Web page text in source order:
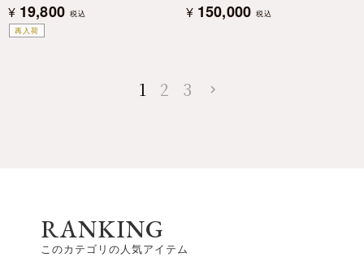
再入荷
¥ 19,800 税込 ¥ 150,000 税込
1 2 3
RANKING
このカテゴリの人気アイテム